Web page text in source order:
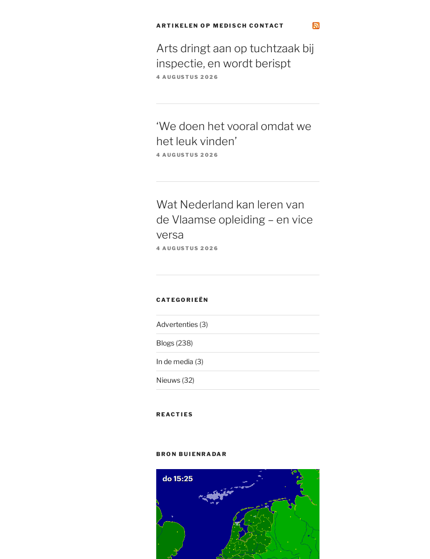
ARTIKELEN OP MEDISCH CONTACT
Arts dringt aan op tuchtzaak bij
inspectie, en wordt berispt
4 AUGUSTUS 2026
‘We doen het vooral omdat we
het leuk vinden’
4 AUGUSTUS 2026
Wat Nederland kan leren van
de Vlaamse opleiding – en vice
versa
4 AUGUSTUS 2026
CATEGORIEËN
Advertenties(3)
Blogs(238)
In de media (3)
Nieuws(32)
REACTIES
BRON BUIENRADAR